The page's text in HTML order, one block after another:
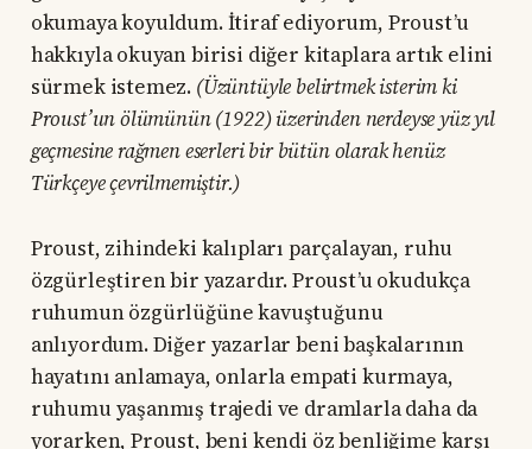
okumaya koyuldum. İtiraf ediyorum, Proust’u
hakkıyla okuyan birisi diğer kitaplara artık elini
sürmek istemez. (Üzüntüyle belirtmek isterim ki
Proust’un ölümünün (1922) üzerinden nerdeyse yüz yıl
geçmesine rağmen eserleri bir bütün olarak henüz
Türkçeye çevrilmemiştir.)
Proust, zihindeki kalıpları parçalayan, ruhu
özgürleştiren bir yazardır. Proust’u okudukça
ruhumun özgürlüğüne kavuştuğunu
anlıyordum. Diğer yazarlar beni başkalarının
hayatını anlamaya, onlarla empati kurmaya,
ruhumu yaşanmış trajedi ve dramlarla daha da
yorarken, Proust, beni kendi öz benliğime karşı